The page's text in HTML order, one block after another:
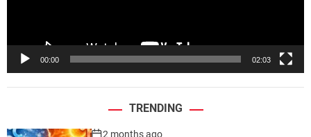
00:00 02:03
TRENDING
2 months ago